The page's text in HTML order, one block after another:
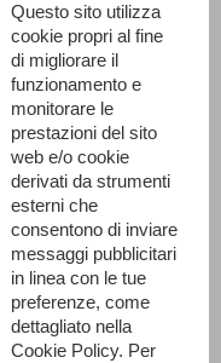
Questo sito utilizza
cookie propri al fine
di migliorare il
funzionamento e
monitorare le
prestazioni del sito
web e/o cookie
derivati da strumenti
esterni che
consentono di inviare
messaggi pubblicitari
in linea con le tue
preferenze, come
dettagliato nella
Cookie Policy. Per